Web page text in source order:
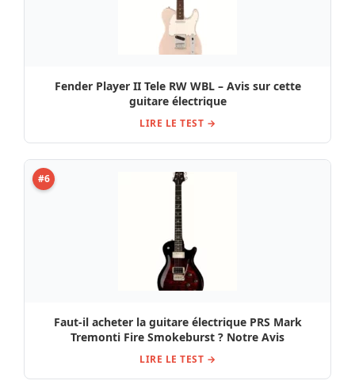
Fender Player II Tele RW WBL – Avis sur cette
guitare électrique
LIRE LE TEST →
#6
Faut-il acheter la guitare électrique PRS Mark
Tremonti Fire Smokeburst ? Notre Avis
LIRE LE TEST →